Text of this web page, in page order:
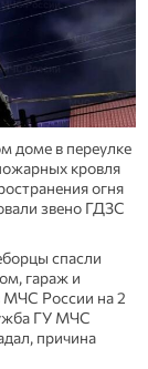
доме в переулке
кровля
огня
звено ГДЗС
спасли
гараж и
МЧС России на 2
ГУ МЧС
причина